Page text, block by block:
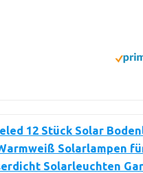
12 Stück Solar
Solarlampen
Solarleuchten